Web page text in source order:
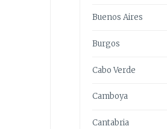
Buenos Aires
Burgos
Cabo Verde
Camboya
Cantabria